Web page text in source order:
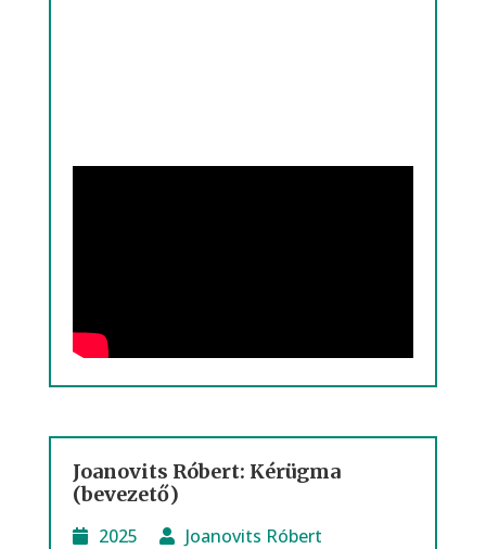
Joanovits Róbert: Kérügma
(bevezető)
2025
Joanovits Róbert